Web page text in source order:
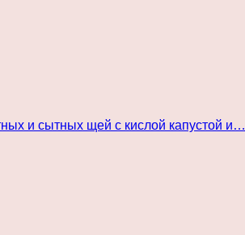
и сытных щей с кислой капустой и…